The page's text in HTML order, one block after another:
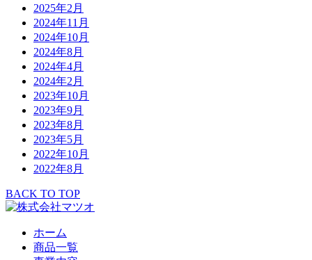
2025年2月
2024年11月
2024年10月
2024年8月
2024年4月
2024年2月
2023年10月
2023年9月
2023年8月
2023年5月
2022年10月
2022年8月
BACK TO TOP
ホーム
商品一覧